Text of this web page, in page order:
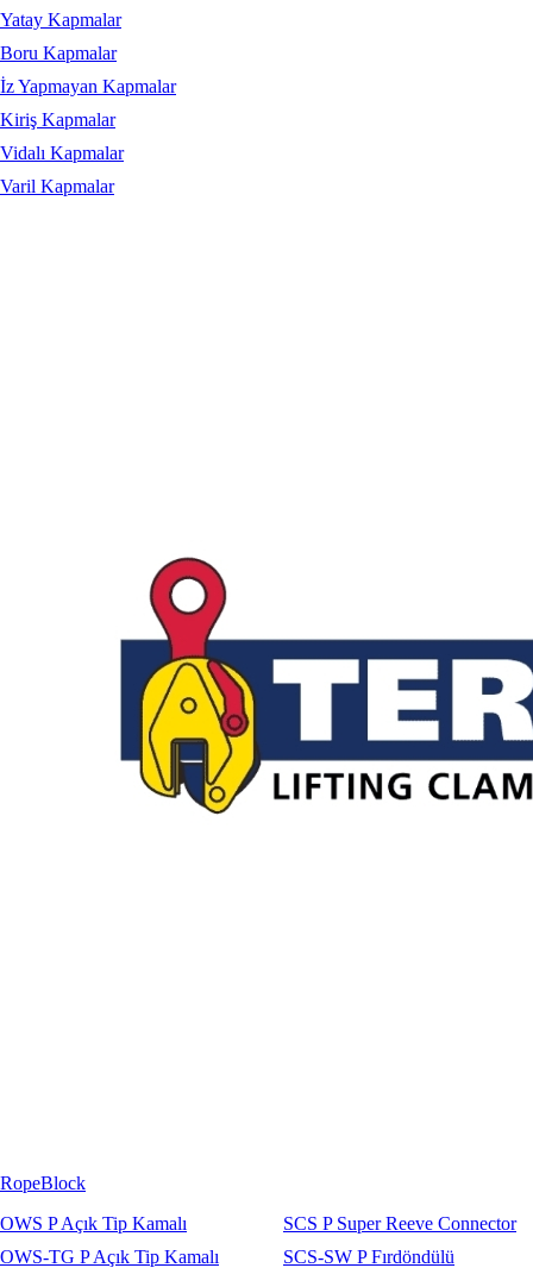
Yatay Kapmalar
Boru Kapmalar
İz Yapmayan Kapmalar
Kiriş Kapmalar
Vidalı Kapmalar
Varil Kapmalar
RopeBlock
OWS P Açık Tip Kamalı
OWS-TG P Açık Tip Kamalı
SCS P Super Reeve Connector
SCS-SW P Fırdöndülü